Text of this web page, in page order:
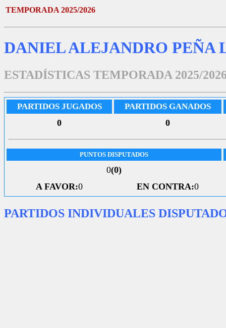
TEMPORADA 2025/2026
DANIEL ALEJANDRO PEÑA
ESTADÍSTICAS TEMPORADA 2025/
PARTIDOS JUGADOS PARTIDOS GANADOS
0 0
PUNTOS DISPUTADOS
0(0)
A FAVOR:0 EN CONTRA:0
PARTIDOS INDIVIDUALES